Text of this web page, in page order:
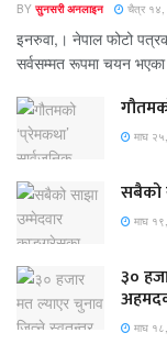
BY सुनसरी अनलाइन चैत्र
इनरुवा,। नेपाल फोटो
सर्वसम्मत रूपमा चयन
माघ
सबैको
माघ
३०
माघ